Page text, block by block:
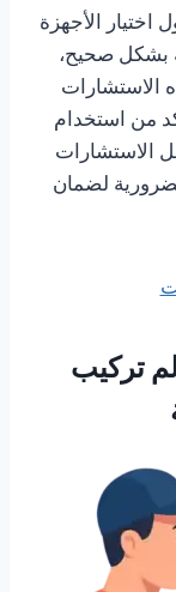
الأجهزة
بشكل صحيح،
الاستشارات
من استخدام
الاستشارات
لضمان
تركيب